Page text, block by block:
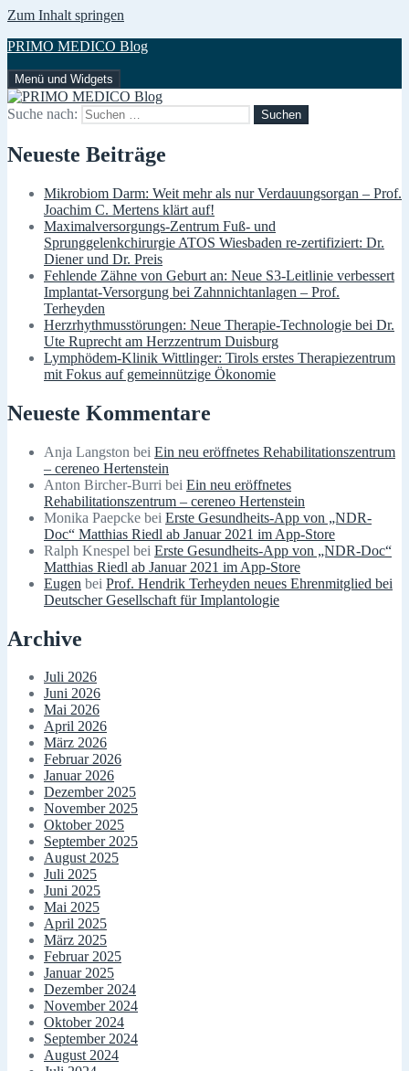
Zum Inhalt springen
PRIMO MEDICO Blog
Menü und Widgets
Suche nach:
Neueste Beiträge
Mikrobiom Darm: Weit mehr als nur Verdauungsorgan – Prof.
Joachim C. Mertens klärt auf!
Maximalversorgungs-Zentrum Fuß- und
Sprunggelenkchirurgie ATOS Wiesbaden re-zertifiziert: Dr.
Diener und Dr. Preis
Fehlende Zähne von Geburt an: Neue S3-Leitlinie verbessert
Implantat-Versorgung bei Zahnnichtanlagen – Prof.
Terheyden
Herzrhythmusstörungen: Neue Therapie-Technologie bei Dr.
Ute Ruprecht am Herzzentrum Duisburg
Lymphödem-Klinik Wittlinger: Tirols erstes Therapiezentrum
mit Fokus auf gemeinnützige Ökonomie
Neueste Kommentare
Anja Langston bei Ein neu eröffnetes Rehabilitationszentrum
– cereneo Hertenstein
Anton Bircher-Burri bei Ein neu eröffnetes
Rehabilitationszentrum – cereneo Hertenstein
Monika Paepcke bei Erste Gesundheits-App von „NDR-
Doc“ Matthias Riedl ab Januar 2021 im App-Store
Ralph Knespel bei Erste Gesundheits-App von „NDR-Doc“
Matthias Riedl ab Januar 2021 im App-Store
Eugen bei Prof. Hendrik Terheyden neues Ehrenmitglied bei
Deutscher Gesellschaft für Implantologie
Archive
Juli 2026
Juni 2026
Mai 2026
April 2026
März 2026
Februar 2026
Januar 2026
Dezember 2025
November 2025
Oktober 2025
September 2025
August 2025
Juli 2025
Juni 2025
Mai 2025
April 2025
März 2025
Februar 2025
Januar 2025
Dezember 2024
November 2024
Oktober 2024
September 2024
August 2024